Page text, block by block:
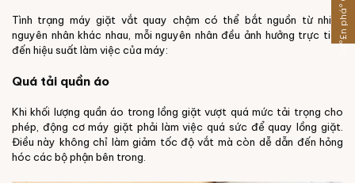
Tình trạng máy giặt vắt quay chậm có thể bắt nguồn từ nhiều
nguyên nhân khác nhau, mỗi nguyên nhân đều ảnh hưởng trực tiếp
đến hiệu suất làm việc của máy:
Quá tải quần áo
Khi khối lượng quần áo trong lồng giặt vượt quá mức tải trọng cho
phép, động cơ máy giặt phải làm việc quá sức để quay lồng giặt.
Điều này không chỉ làm giảm tốc độ vắt mà còn dễ dẫn đến hỏng
hóc các bộ phận bên trong.